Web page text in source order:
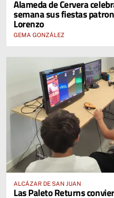
Alameda de Cervera
semana sus fiestas
Lorenzo
GEMA GONZÁLEZ
ALCÁZAR DE SAN JUAN
Las Paleto Returns